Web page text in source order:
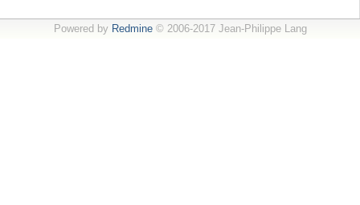
Powered by Redmine© 2006-2017 Jean-Philippe Lang